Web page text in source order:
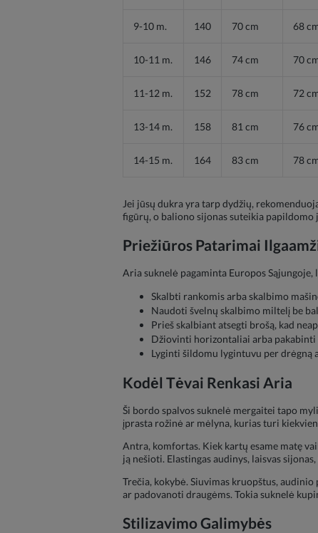
9-10 m. 140 70 cm 68
10-11 m. 146 74 cm 70
11-12 m. 152 78 cm 72
13-14 m. 158 81 cm 76
14-15 m. 164 83 cm 78
Jei jūsų dukra yra tarp dydžių,
figūrų, o baliono sijonas suteikia papildomo
Priežiūros Patarimai
Aria suknelė pagaminta Europos
Skalbti rankomis arba skalbimo
Naudoti švelnų skalbimo miltelį be
Prieš skalbiant atsegti brošą, kad
Džiovinti horizontaliai arba pakabinti
Lyginti šildomu lygintuvu per
Kodėl Tėvai Renkasi Aria
Ši bordo spalvos suknelė mergaitei tapo
įprasta rožinė ar mėlyna, kurias turi
Antra, komfortas. Kiek kartų esame matę
ją nešioti. Elastingas audinys, laisvas
Trečia, kokybė. Siuvimas kruopštus,
ar padovanoti draugėms. Tokia suknelė
Stilizavimo Galimybės